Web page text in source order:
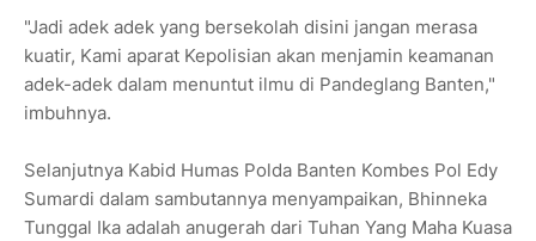
"Jadi adek adek yang bersekolah disini jangan merasa
kuatir, Kami aparat Kepolisian akan menjamin keamanan
adek-adek dalam menuntut ilmu di Pandeglang Banten,"
imbuhnya.
Selanjutnya Kabid Humas Polda Banten Kombes Pol Edy
Sumardi dalam sambutannya menyampaikan, Bhinneka
Tunggal Ika adalah anugerah dari Tuhan Yang Maha Kuasa